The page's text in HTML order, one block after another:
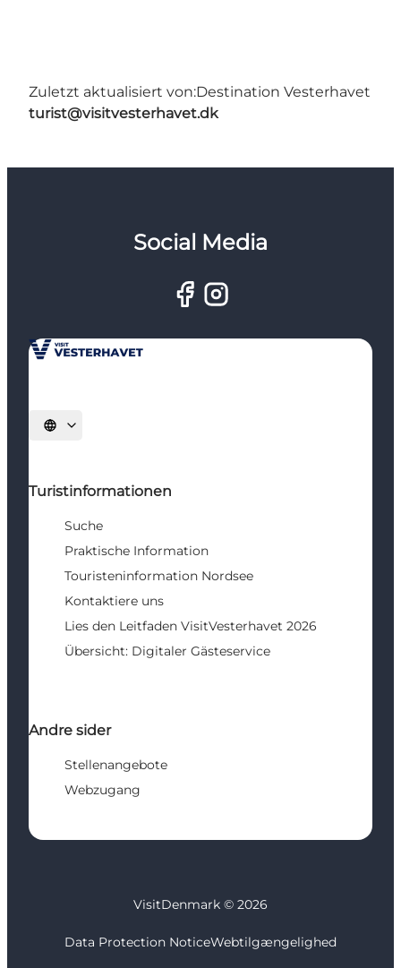
Zuletzt aktualisiert von:Destination Vesterhavet
turist@visitvesterhavet.dk
Social Media
Sprache auswählen
Turistinformationen
Suche
Praktische Information
Touristeninformation Nordsee
Kontaktiere uns
Lies den Leitfaden VisitVesterhavet 2026
Übersicht: Digitaler Gästeservice
Andre sider
Stellenangebote
Webzugang
VisitDenmark © 2026
Data Protection NoticeWebtilgængelighed